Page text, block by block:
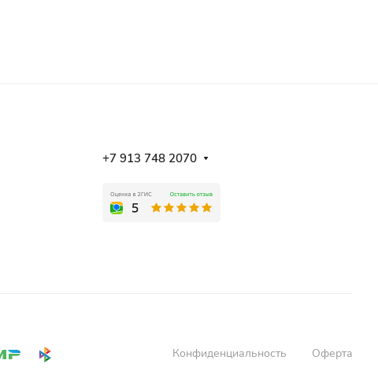
+7 913 748 2070
Конфиденциальность Оферта